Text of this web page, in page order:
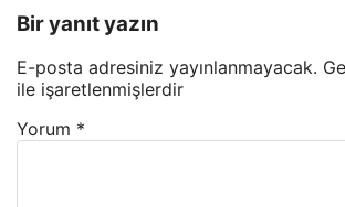
Bir yanıt yazın
E-posta adresiniz yayınlanmayacak.
ile işaretlenmişlerdir
Yorum *